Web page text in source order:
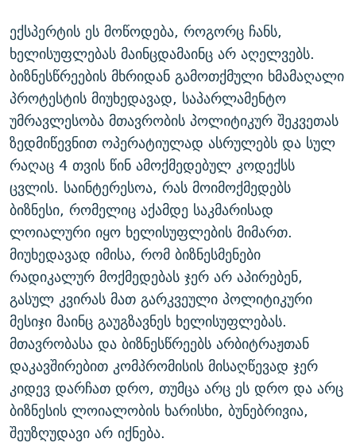
ექსპერტის ეს მოწოდება, როგორც ჩანს,
ხელისუფლებას მაინცდამაინც არ აღელვებს.
ბიზნესწრეების მხრიდან გამოთქმული ხმამაღალი
პროტესტის მიუხედავად, საპარლამენტო
უმრავლესობა მთავრობის პოლიტიკურ შეკვეთას
ზედმიწევნით ოპერატიულად ასრულებს და სულ
რაღაც 4 თვის წინ ამოქმედებულ კოდექსს
ცვლის. საინტერესოა, რას მოიმოქმედებს
ბიზნესი, რომელიც აქამდე საკმარისად
ლოიალური იყო ხელისუფლების მიმართ.
მიუხედავად იმისა, რომ ბიზნესმენები
რადიკალურ მოქმედებას ჯერ არ აპირებენ,
გასულ კვირას მათ გარკვეული პოლიტიკური
მესიჯი მაინც გაუგზავნეს ხელისუფლებას.
მთავრობასა და ბიზნესწრეებს არბიტრაჟთან
დაკავშირებით კომპრომისის მისაღწევად ჯერ
კიდევ დარჩათ დრო, თუმცა არც ეს დრო და არც
ბიზნესის ლოიალობის ხარისხი, ბუნებრივია,
შეუზღუდავი არ იქნება.